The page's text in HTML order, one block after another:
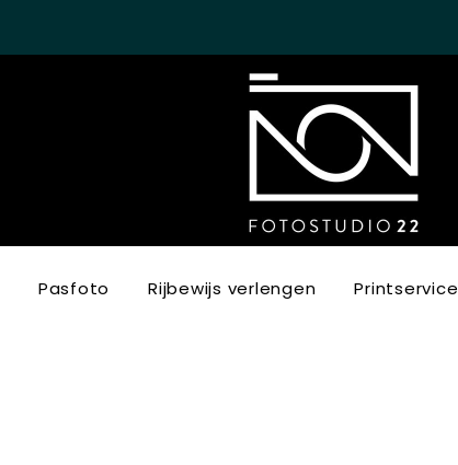
Pasfoto Rijbewijs verlengen Printservice